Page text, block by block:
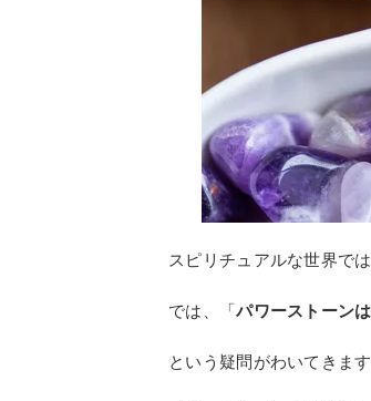
スピリチュアルな世界で
では、「パワーストーン
という疑問がわいてきま